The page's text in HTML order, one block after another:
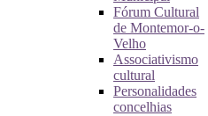
Fórum Cultural
de Montemor-o-
Velho
Associativismo
cultural
Personalidades
concelhias